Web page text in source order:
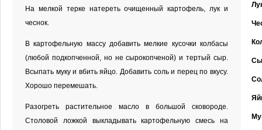
На мелкой терке натереть очищенный картофель, лук и
чеснок.
В картофельную массу добавить мелкие кусочки колбасы
(любой подкопченной, но не сырокопченой) и тертый сыр.
Всыпать муку и вбить яйцо. Добавить соль и перец по вкусу.
Хорошо перемешать.
Разогреть растительное масло в большой сковороде.
Столовой ложкой выкладывать картофельную смесь на